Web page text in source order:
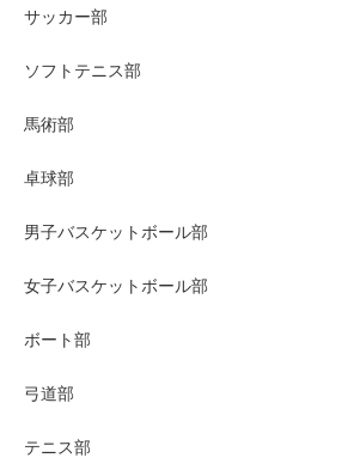
サッカー部
ソフトテニス部
馬術部
卓球部
男子バスケットボール部
女子バスケットボール部
ボート部
弓道部
テニス部